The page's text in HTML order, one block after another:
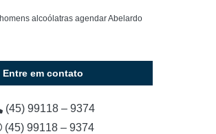
Cascavel
Oeste do Paraná
Menores
Particular
álcool
alcoólatras agendar Abelardo
Entre em contato
(45) 99118 – 9374
(45) 99118 – 9374